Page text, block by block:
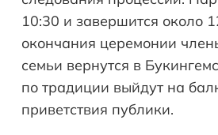
10:30 и завершится около
окончания церемонии
семьи вернутся в
по традиции выйдут на
приветствия публики.